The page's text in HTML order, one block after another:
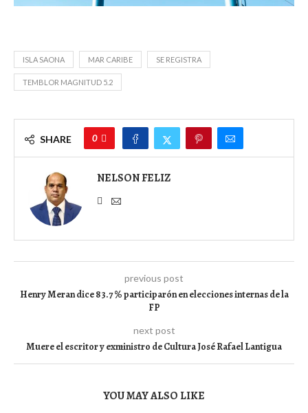
ISLA SAONA MAR CARIBE SE REGISTRA
TEMBLOR MAGNITUD 5.2
SHARE 0
NELSON FELIZ
previous post
Henry Meran dice 83.7 % participarón en elecciones internas de la
FP
next post
Muere el escritor y exministro de Cultura José Rafael Lantigua
YOU MAY ALSO LIKE